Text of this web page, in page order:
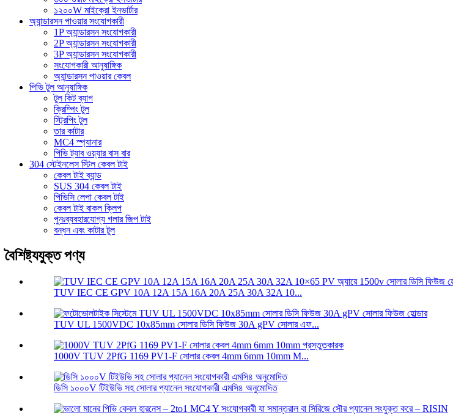
১২০০W মাইক্রো ইনভার্টার
অ্যান্ডারসন পাওয়ার সংযোগকারী
1P অ্যান্ডারসন সংযোগকারী
2P অ্যান্ডারসন সংযোগকারী
3P অ্যান্ডারসন সংযোগকারী
সংযোগকারী আনুষাঙ্গিক
অ্যান্ডারসন পাওয়ার কেবল
পিভি টুল আনুষাঙ্গিক
টুল কিট ব্যাগ
ক্রিম্পিং টুল
স্ট্রিপিং টুল
তার কাটার
MC4 স্প্যানার
পিভি ট্যাব ওয়্যার বাস বার
304 স্টেইনলেস স্টিল কেবল টাই
কেবল টাই ব্যান্ড
SUS 304 কেবল টাই
পিভিসি লেপা কেবল টাই
কেবল টাই বাকল ক্লিপ
পুনঃব্যবহারযোগ্য গলার জিপ টাই
বন্ধন এবং কাটার টুল
বৈশিষ্ট্যযুক্ত পণ্য
TUV IEC CE GPV 10A 12A 15A 16A 20A 25A 30A 32A 10...
TUV UL 1500VDC 10x85mm সোলার ডিসি ফিউজ 30A gPV সোলার এফ...
1000V TUV 2PfG 1169 PV1-F সোলার কেবল 4mm 6mm 10mm M...
ডিসি ১০০০V টিইউভি সহ সোলার প্যানেল সংযোগকারী এমসি৪ অনুমোদিত